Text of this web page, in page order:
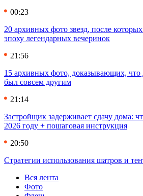
00:23
20 архивных фото звезд, после которых
эпоху легендарных вечеринок
21:56
15 архивных фото, доказывающих, что
был совсем другим
21:14
Застройщик задерживает сдачу дома:
2026 году + пошаговая инструкция
20:50
Стратегии использования шатров и
Вся лента
Фото